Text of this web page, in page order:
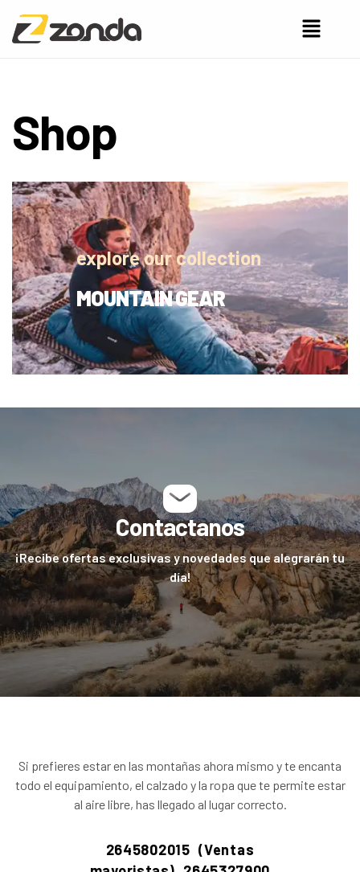
Shop
explore our collection
MOUNTAIN GEAR
Contactanos
¡Recibe ofertas exclusivas y novedades que alegrarán tu
día!
Si prefieres estar en las montañas ahora mismo y te encanta
todo el equipamiento, el calzado y la ropa que te permite estar
al aire libre, has llegado al lugar correcto.
2645802015 (Ventas